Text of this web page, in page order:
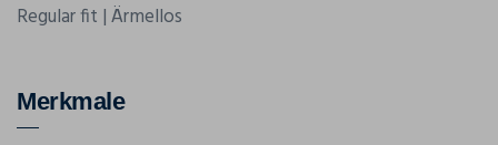
Regular fit | Ärmellos
Merkmale